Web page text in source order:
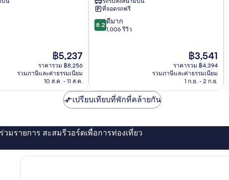
ราคา
ปัจจุบัน
คือ
฿5,237
฿5,237
ราคารวม ฿8,256
รวมภาษีและค่าธรรมเนียม
10 ส.ค. - 11 ส.ค.
Gapที่จอดรถฟรี
8.2
จาก
8.2 ดีมาก
1,006 รีวิว
ราคา
ปัจจุบัน
คือ
฿3,541
฿3,541
ราคารวม ฿4,394
รวมภาษีและค่าธรรมเนียม
1 ก.ย. - 2 ก.ย.
เปรียบเทียบที่พักที่คล้ายกัน
มรายการ สะสมรีวอร์ดเพื่อการท่องเที่ยว